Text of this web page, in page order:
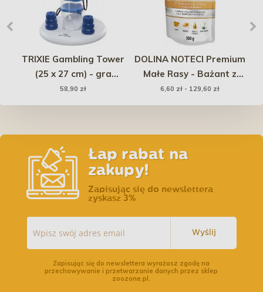
TRIXIE Gambling Tower
(25 x 27 cm) - gra
strategiczna dla psów
Dog Activity
58,90 zł
DOLINA NOTECI Premium
Małe Rasy - Bażant z
dynią i makaronem
(saszetka)
6,60 zł - 129,60 zł
Łap rabat na
zakupy!
Zapisując się do newslettera
zyskasz 3%
Wyślij
Zapisując się do newslettera wyrażasz zgodę na
przechowywanie i przetwarzanie danych przez sklep
zoozone.pl.